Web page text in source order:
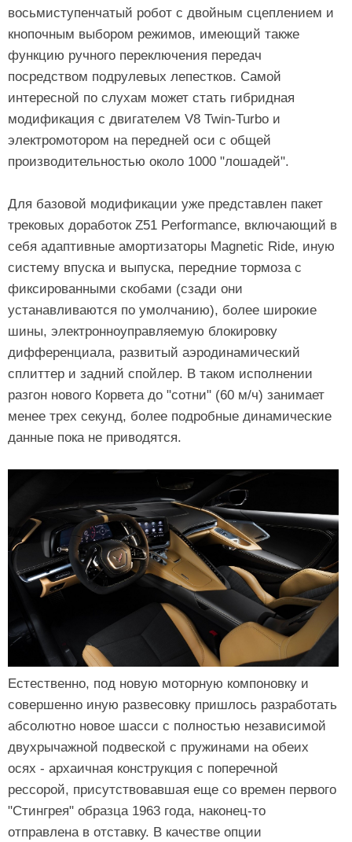
восьмиступенчатый робот с двойным сцеплением и
кнопочным выбором режимов, имеющий также
функцию ручного переключения передач
посредством подрулевых лепестков. Самой
интересной по слухам может стать гибридная
модификация с двигателем V8 Twin-Turbo и
электромотором на передней оси с общей
производительностью около 1000 "лошадей".
Для базовой модификации уже представлен пакет
трековых доработок Z51 Performance, включающий в
себя адаптивные амортизаторы Magnetic Ride, иную
систему впуска и выпуска, передние тормоза с
фиксированными скобами (сзади они
устанавливаются по умолчанию), более широкие
шины, электронноуправляемую блокировку
дифференциала, развитый аэродинамический
сплиттер и задний спойлер. В таком исполнении
разгон нового Корвета до "сотни" (60 м/ч) занимает
менее трех секунд, более подробные динамические
данные пока не приводятся.
Естественно, под новую моторную компоновку и
совершенно иную развесовку пришлось разработать
абсолютно новое шасси с полностью независимой
двухрычажной подвеской с пружинами на обеих
осях - архаичная конструкция с поперечной
рессорой, присутствовавшая еще со времен первого
"Стингрея" образца 1963 года, наконец-то
отправлена в отставку. В качестве опции